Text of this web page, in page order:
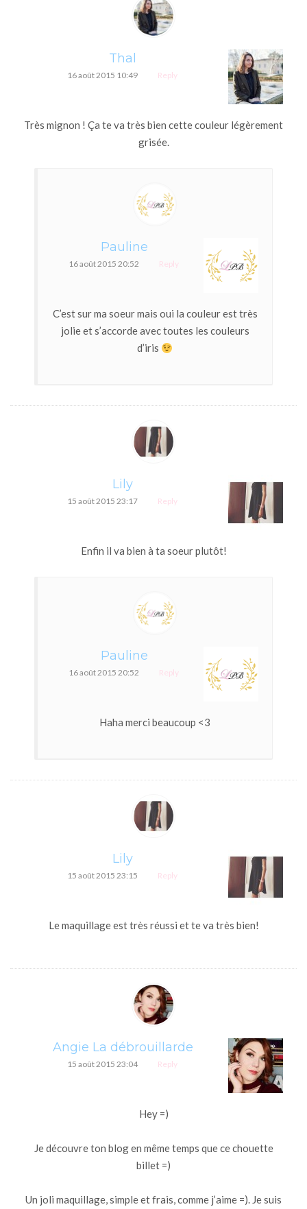
Thal
16 août 2015 10:49 Reply
Très mignon ! Ça te va très bien cette couleur légèrement
grisée.
Pauline
16 août 2015 20:52 Reply
C’est sur ma soeur mais oui la couleur est très
jolie et s’accorde avec toutes les couleurs
d’iris
Lily
15 août 2015 23:17 Reply
Enfin il va bien à ta soeur plutôt!
Pauline
16 août 2015 20:52 Reply
Haha merci beaucoup <3
Lily
15 août 2015 23:15 Reply
Le maquillage est très réussi et te va très bien!
Angie La débrouillarde
15 août 2015 23:04 Reply
Hey =)
Je découvre ton blog en même temps que ce chouette
billet =)
Un joli maquillage, simple et frais, comme j’aime =). Je suis